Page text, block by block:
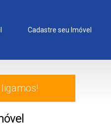
Cadastre seu Imóvel